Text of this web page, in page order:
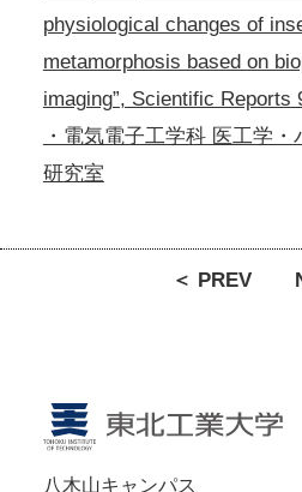
physiological changes of
metamorphosis based on
imaging”, Scientific Reports
・電気電子工学科 医工学
研究室
＜ PREV
八木山キャンパス